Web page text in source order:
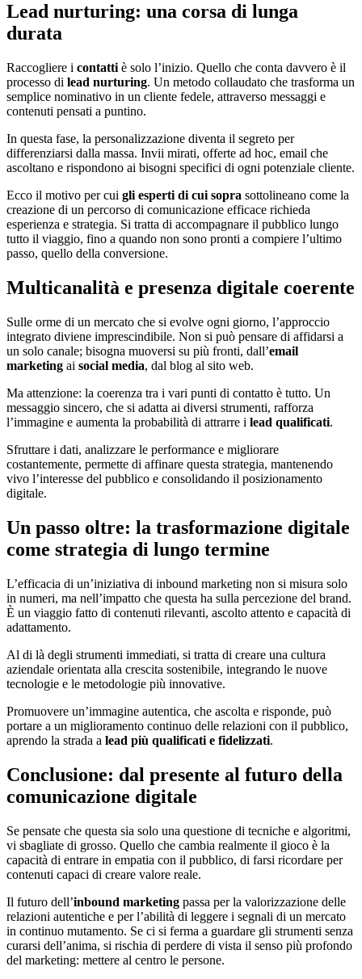
Lead nurturing: una corsa di lunga
durata
Raccogliere i contatti è solo l’inizio. Quello che conta davvero è il
processo di lead nurturing. Un metodo collaudato che trasforma un
semplice nominativo in un cliente fedele, attraverso messaggi e
contenuti pensati a puntino.
In questa fase, la personalizzazione diventa il segreto per
differenziarsi dalla massa. Invii mirati, offerte ad hoc, email che
ascoltano e rispondono ai bisogni specifici di ogni potenziale cliente.
Ecco il motivo per cui gli esperti di cui sopra sottolineano come la
creazione di un percorso di comunicazione efficace richieda
esperienza e strategia. Si tratta di accompagnare il pubblico lungo
tutto il viaggio, fino a quando non sono pronti a compiere l’ultimo
passo, quello della conversione.
Multicanalità e presenza digitale coerente
Sulle orme di un mercato che si evolve ogni giorno, l’approccio
integrato diviene imprescindibile. Non si può pensare di affidarsi a
un solo canale; bisogna muoversi su più fronti, dall’email
marketing ai social media, dal blog al sito web.
Ma attenzione: la coerenza tra i vari punti di contatto è tutto. Un
messaggio sincero, che si adatta ai diversi strumenti, rafforza
l’immagine e aumenta la probabilità di attrarre i lead qualificati.
Sfruttare i dati, analizzare le performance e migliorare
costantemente, permette di affinare questa strategia, mantenendo
vivo l’interesse del pubblico e consolidando il posizionamento
digitale.
Un passo oltre: la trasformazione digitale
come strategia di lungo termine
L’efficacia di un’iniziativa di inbound marketing non si misura solo
in numeri, ma nell’impatto che questa ha sulla percezione del brand.
È un viaggio fatto di contenuti rilevanti, ascolto attento e capacità di
adattamento.
Al di là degli strumenti immediati, si tratta di creare una cultura
aziendale orientata alla crescita sostenibile, integrando le nuove
tecnologie e le metodologie più innovative.
Promuovere un’immagine autentica, che ascolta e risponde, può
portare a un miglioramento continuo delle relazioni con il pubblico,
aprendo la strada a lead più qualificati e fidelizzati.
Conclusione: dal presente al futuro della
comunicazione digitale
Se pensate che questa sia solo una questione di tecniche e algoritmi,
vi sbagliate di grosso. Quello che cambia realmente il gioco è la
capacità di entrare in empatia con il pubblico, di farsi ricordare per
contenuti capaci di creare valore reale.
Il futuro dell’inbound marketing passa per la valorizzazione delle
relazioni autentiche e per l’abilità di leggere i segnali di un mercato
in continuo mutamento. Se ci si ferma a guardare gli strumenti senza
curarsi dell’anima, si rischia di perdere di vista il senso più profondo
del marketing: mettere al centro le persone.